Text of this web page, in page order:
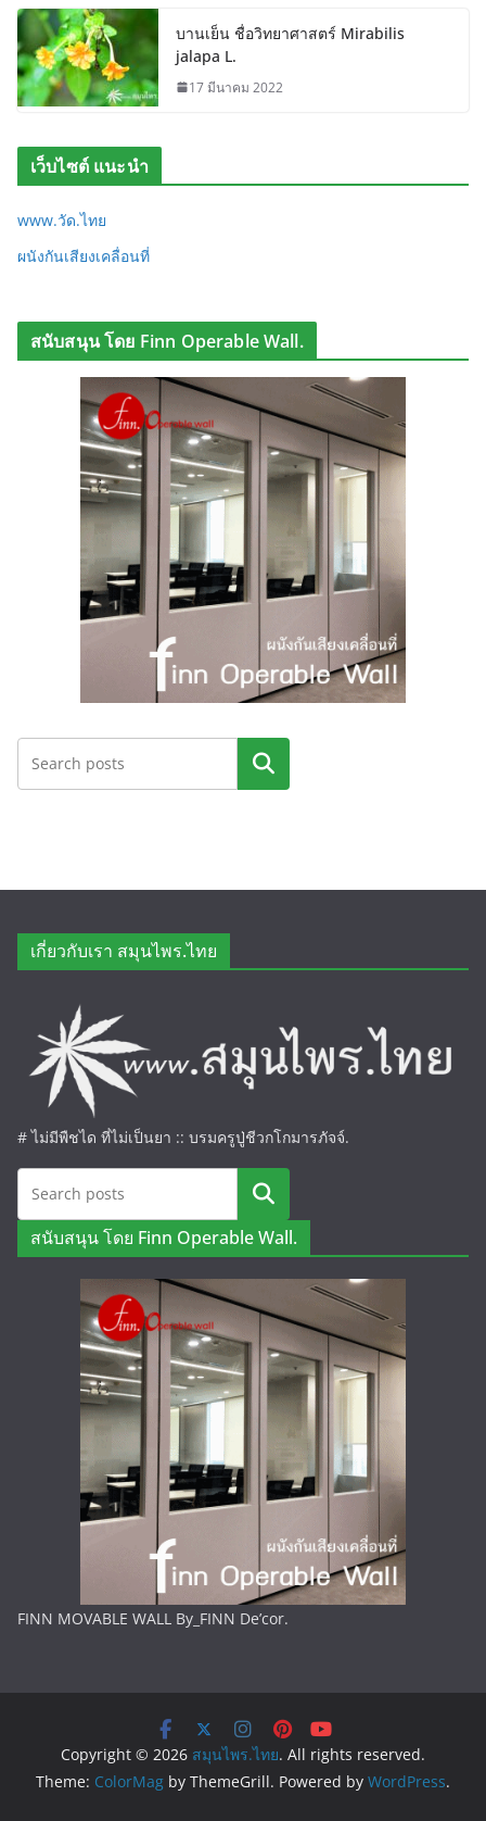
บานเย็น ชื่อวิทยาศาสตร์ Mirabilis
jalapa L.
17 มีนาคม 2022
เว็บไซต์ แนะนำ
www.วัด.ไทย
ผนังกันเสียงเคลื่อนที่
สนับสนุน โดย Finn Operable Wall.
ค้นหา
เกี่ยวกับเรา สมุนไพร.ไทย
# ไม่มีพืชได ที่ไม่เป็นยา :: บรมครูปู่ชีวกโกมารภัจจ์.
ค้นหา
สนับสนุน โดย Finn Operable Wall.
FINN MOVABLE WALL By_FINN De’cor.
Copyright © 2026 สมุนไพร.ไทย. All rights reserved.
Theme: ColorMag by ThemeGrill. Powered by WordPress.